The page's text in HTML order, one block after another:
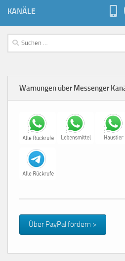
KANÄLE
Suchen
nach:
Warnungen über Messenger
Über PayPal fördern >